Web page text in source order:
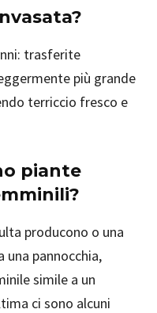
trasferite
più grande
terriccio fresco e
piante
producono o una
una pannocchia,
simile a un
ci sono alcuni